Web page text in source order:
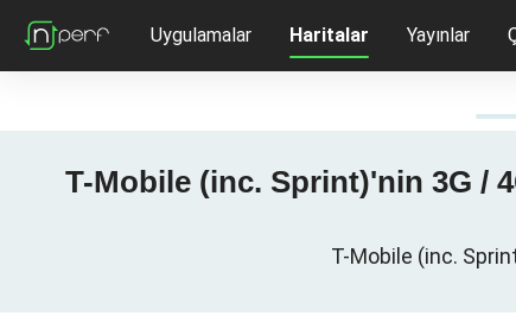
Uygulamalar Haritalar Yayınlar
T-Mobile (inc. Sprint)'nin 3G /
T-Mobile (inc.